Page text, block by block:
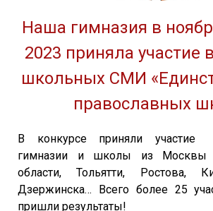
Наша гимназия в
2023 приняла участие
школьных СМИ
православных
В конкурсе приняли участие
гимназии и школы из Москвы
области, Тольятти, Ростова,
Дзержинска… Всего более 25
пришли результаты!